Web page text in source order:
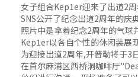
女子组合Kep1er迎来了出道2
SNS公开了纪念出道2周年的庆
照片中是拿着纪念2周年的气球
Kep1er以各自个性的休闲装展
为迎接出道2周年,开普勒将于3
在首尔麻浦区西桥洞咖啡厅